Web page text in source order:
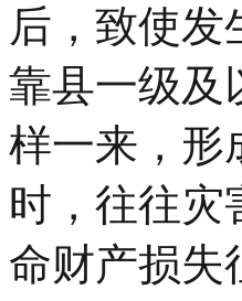
后，致使
靠县一级及
样一来，形
时，往往灾
命财产损失